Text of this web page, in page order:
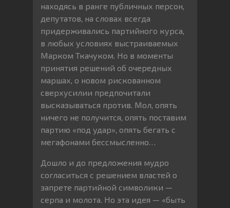
находясь в ранге публичных персон,
депутатов, на словах всегда
придерживались партийного курса,
в любых условиях выстраиваемых
Марком Ткачуком. Но в моменты
принятия решений об очередных
маршах, о новом рискованном
сверхусилии предпочитали
высказываться против. Мол, опять
ничего не получится, опять поставим
партию «под удар», опять бегать с
мегафонами бессмысленно…
Дошло и до предложения мудро
согласиться с решением властей о
запрете партийной символики —
серпа и молота. Но эта идея — «быть